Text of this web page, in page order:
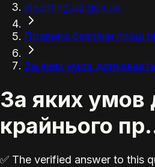
elearning.uz.gov.ua
Правила безпеки праці
За яких умов
За яких умов
крайнього
✅ The verified answer to this